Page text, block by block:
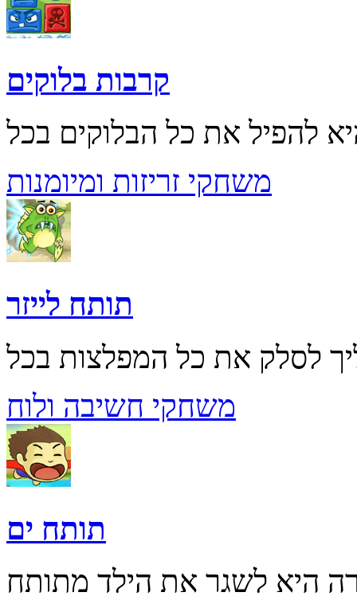
קרבות בלוקים
משחקי זריזות ומיומנות
תותח לייזר
משחקי חשיבה ולוח
תותח ים